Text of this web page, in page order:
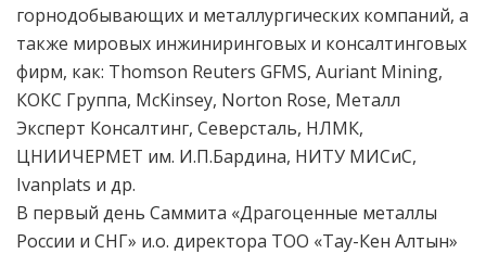
горнодобывающих и металлургических компаний, а
также мировых инжиниринговых и консалтинговых
фирм, как: Thomson Reuters GFMS, Auriant Mining,
КОКС Группа, McKinsey, Norton Rose, Металл
Эксперт Консалтинг, Северсталь, НЛМК,
ЦНИИЧЕРМЕТ им. И.П.Бардина, НИТУ МИСиС,
Ivanplats и др.
В первый день Саммита «Драгоценные металлы
России и СНГ» и.о. директора ТОО «Тау-Кен Алтын»